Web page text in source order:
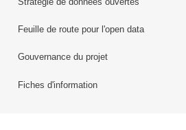
Feuille de route pour l'open data
Gouvernance du projet
Fiches d'information